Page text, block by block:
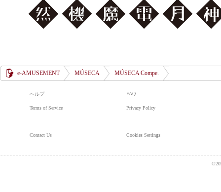
e-AMUSEMENT MÚSECA MÚSECA Compe.
ヘルプ FAQ
Terms of Service Privacy Policy
Contact Us Cookies Settings